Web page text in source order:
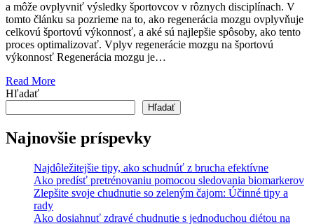
a môže ovplyvniť výsledky športovcov v rôznych disciplínach. V
tomto článku sa pozrieme na to, ako regenerácia mozgu ovplyvňuje
celkovú športovú výkonnosť, a aké sú najlepšie spôsoby, ako tento
proces optimalizovať. Vplyv regenerácie mozgu na športovú
výkonnosť Regenerácia mozgu je…
Read More
Hľadať
Hľadať
Najnovšie príspevky
Najdôležitejšie tipy, ako schudnúť z brucha efektívne
Ako predísť pretrénovaniu pomocou sledovania biomarkerov
Zlepšite svoje chudnutie so zeleným čajom: Účinné tipy a
rady
Ako dosiahnuť zdravé chudnutie s jednoduchou diétou na